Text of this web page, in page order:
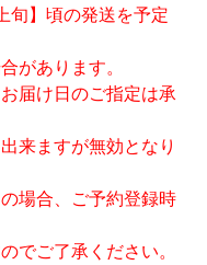
旬】頃の発送を予定
があります。
届け日のご指定は承
来ますが無効となり
場合、ご予約登録時
でご了承ください。